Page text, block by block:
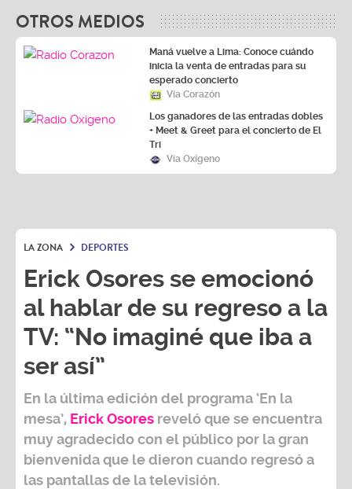
Maná vuelve a Lima: Conoce cuándo
inicia la venta de entradas para su
esperado concierto
Vía Corazón
Los ganadores de las entradas dobles
+ Meet & Greet para el concierto de El
Tri
Erick Osores se emocionó
al hablar de su regreso a la
TV: “No imaginé que iba a
ser así”
En la última edición del programa ‘En la
muy agradecido con el público por la gran
bienvenida que le dieron cuando regresó a
las pantallas de la televisión.